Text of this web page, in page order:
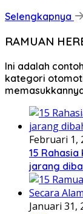
Selengkapnya
RAMUAN
Ini adalah
kategori
Februari 1,
15
jarang
Januari 31,